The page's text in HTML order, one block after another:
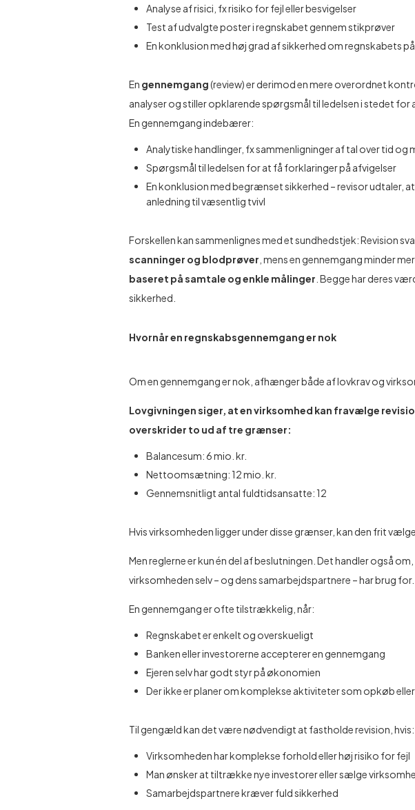
Analyse af risici, fx risiko for fejl eller besvigelser
Test af udvalgte poster i regnskabet gennem stikprøver
En konklusion med høj grad af sikkerhed om regnskabets
En gennemgang(review) er derimod en mere overordnet
analyser og stiller opklarende spørgsmål til ledelsen i stedet for
En gennemgang indebærer:
Analytiske handlinger, fx sammenligninger af tal over tid og
Spørgsmål til ledelsen for at få forklaringer på afvigelser
En konklusion med begrænset sikkerhed – revisor udtaler,
anledning til væsentlig tvivl
Forskellen kan sammenlignes med et sundhedstjek: Revision
scanninger og blodprøver , mens en gennemgang minder
baseret på samtale og enkle målinger . Begge har deres
sikkerhed.
Hvornår en regnskabsgennemgang er nok
Om en gennemgang er nok, afhænger både af lovkrav og
Lovgivningen siger, at en virksomhed kan fravælge
overskrider to ud af tre grænser:
Balancesum: 6 mio. kr.
Nettoomsætning: 12 mio. kr.
Gennemsnitligt antal fuldtidsansatte: 12
Hvis virksomheden ligger under disse grænser, kan den frit
Men reglerne er kun én del af beslutningen. Det handler også
virksomheden selv – og dens samarbejdspartnere – har brug for.
En gennemgang er ofte tilstrækkelig, når:
Regnskabet er enkelt og overskueligt
Banken eller investorerne accepterer en gennemgang
Ejeren selv har godt styr på økonomien
Der ikke er planer om komplekse aktiviteter som opkøb
Til gengæld kan det være nødvendigt at fastholde revision, hvis:
Virksomheden har komplekse forhold eller høj risiko for fejl
Man ønsker at tiltrække nye investorer eller sælge
Samarbejdspartnere kræver fuld sikkerhed